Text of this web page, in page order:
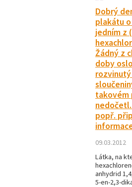
Dobrý
plakátu
jedním z
Žádný z
doby
takovém
popř.
09.03.2012
Látka, na
anhydrid
5-en-2,3-